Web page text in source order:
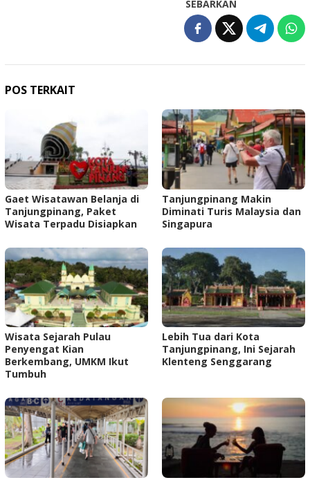
SEBARKAN
POS TERKAIT
Gaet Wisatawan Belanja di
Tanjungpinang, Paket
Wisata Terpadu Disiapkan
Tanjungpinang Makin
Diminati Turis Malaysia dan
Singapura
Wisata Sejarah Pulau
Penyengat Kian
Berkembang, UMKM Ikut
Tumbuh
Lebih Tua dari Kota
Tanjungpinang, Ini Sejarah
Klenteng Senggarang